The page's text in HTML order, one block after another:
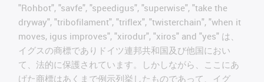
"Rohbot", "savfe", "speedigus", "superwise", "take the
dryway", "tribofilament", "triflex", "twisterchain", "when it
moves, igus improves", "xirodur", "xiros" and "yes" は、
イグスの商標でありドイツ連邦共和国及び他国におい
て、法的に保護されています。しかしながら、ここにあ
げた商標はあくまで例示列挙したものであって、イグ